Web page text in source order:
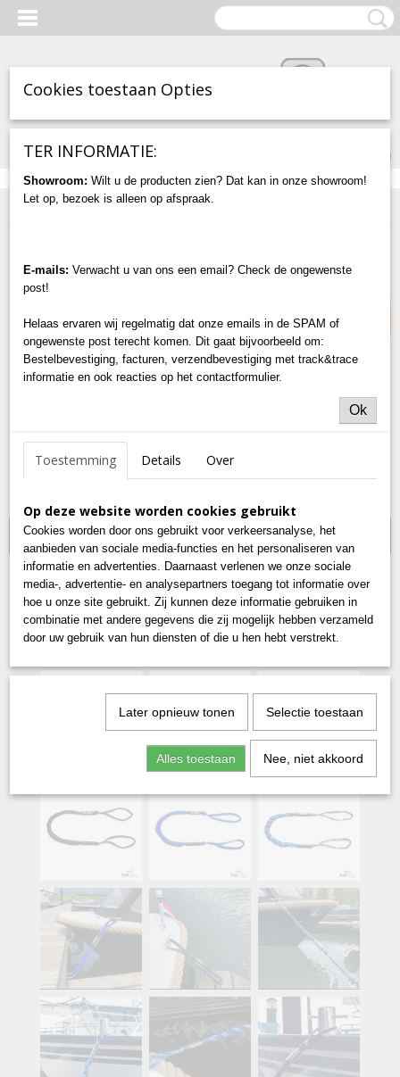
(0)
Home> Accessoires>Flexibele Landvast - Flex Rope
ZWART - BLAUW - BLAUW MIX
NIEUW!
Cookies toestaan Opties
TER INFORMATIE:
Showroom: Wilt u de producten zien? Dat kan in onze showroom!
Let op, bezoek is alleen op afspraak.
E-mails: Verwacht u van ons een email? Check de ongewenste
post!
Helaas ervaren wij regelmatig dat onze emails in de SPAM of
ongewenste post terecht komen. Dit gaat bijvoorbeeld om:
Bestelbevestiging, facturen, verzendbevestiging met track&trace
informatie en ook reacties op het contactformulier.
Ok
Toestemming Details Over
Op deze website worden cookies gebruikt
Cookies worden door ons gebruikt voor verkeersanalyse, het
aanbieden van sociale media-functies en het personaliseren van
informatie en advertenties. Daarnaast verlenen we onze sociale
media-, advertentie- en analysepartners toegang tot informatie over
hoe u onze site gebruikt. Zij kunnen deze informatie gebruiken in
combinatie met andere gegevens die zij mogelijk hebben verzameld
door uw gebruik van hun diensten of die u hen hebt verstrekt.
Later opnieuw tonen Selectie toestaan
Alles toestaan Nee, niet akkoord